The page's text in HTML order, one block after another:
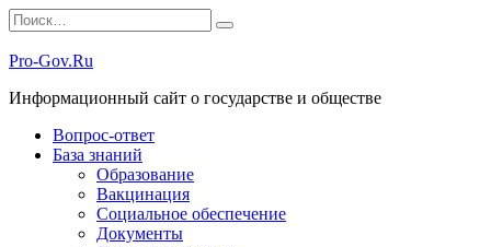
Перейти
к
содержанию
Search
for:
Pro-Gov.Ru
Информационный сайт о государстве и обществе
Вопрос-ответ
База знаний
Образование
Вакцинация
Социальное обеспечение
Документы